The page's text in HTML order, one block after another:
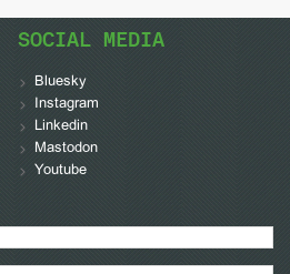
SOCIAL MEDIA
Bluesky
Instagram
Linkedin
Mastodon
Youtube